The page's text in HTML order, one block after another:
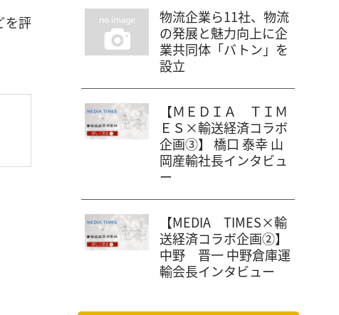
を評
物流企業ら11社、物流
の発展と魅力向上に企
業共同体「バトン」を
設立
【ＭＥＤＩＡ ＴＩＭ
ＥＳ×輸送経済コラボ
企画③】 橋口 泰幸 山
岡産輸社長インタビュ
ー
【MEDIA TIMES×輸
送経済コラボ企画②】
中野 晋一 中野倉庫運
輸会長インタビュー